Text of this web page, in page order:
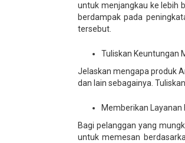
untuk menjangkau ke lebih
berdampak pada
tersebut.
Tuliskan Keuntungan
Jelaskan mengapa produk
dan lain sebagainya.
Memberikan Layanan
Bagi pelanggan yang
untuk memesan